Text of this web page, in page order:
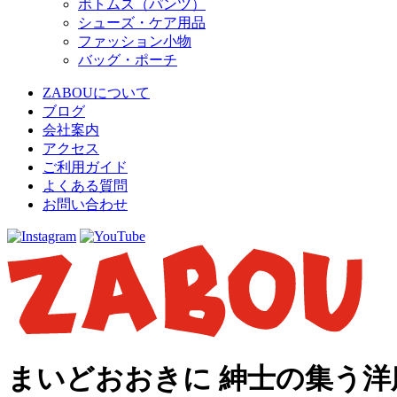
ボトムス（パンツ）
シューズ・ケア用品
ファッション小物
バッグ・ポーチ
ZABOUについて
ブログ
会社案内
アクセス
ご利用ガイド
よくある質問
お問い合わせ
まいどおおきに 紳士の集う